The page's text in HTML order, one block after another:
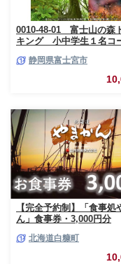
0010-48-01 富士山の森
キング 小中学生１名コ
静岡県富士宮市
【完全予約制】「食事処
ん」食事券・3,000円分
北海道白糠町